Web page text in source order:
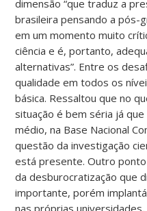
dimensão “que traduz a
brasileira pensando a pós-
em um momento muito
ciência e é, portanto,
alternativas”. Entre os
qualidade em todos os
básica. Ressaltou que no
situação é bem séria já
médio, na Base Nacional
questão da investigação
está presente. Outro
da desburocratização que
importante, porém
nas próprias